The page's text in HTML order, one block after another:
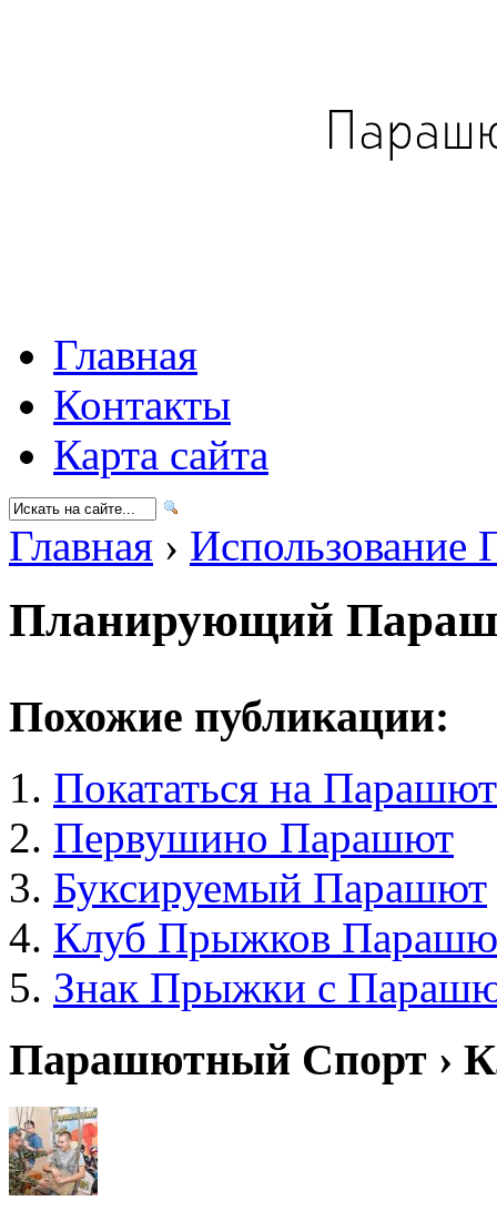
Главная
Контакты
Карта сайта
Главная › Использование
Планирующий
Похожие публикации:
Покататься на
Первушино Парашют
Буксируемый Парашют
Клуб Прыжков
Знак Прыжки с
Парашютный Спорт ›